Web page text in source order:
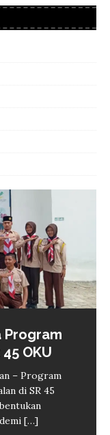
Program
OKU
– Program
di SR 45
[…]
alih
di
PHK
solusi
ke
Bencana
Ulu
kebakaran